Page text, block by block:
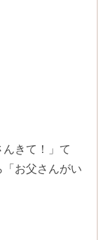
きて！」て
「お父さんがい